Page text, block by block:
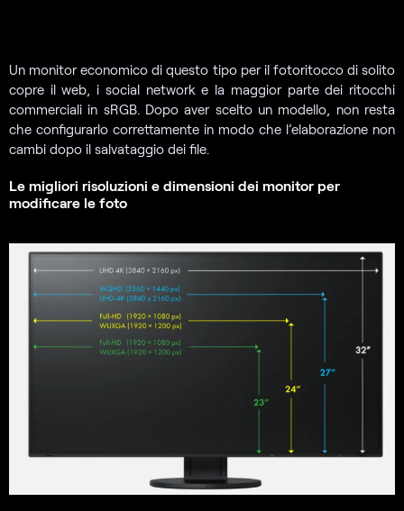
Un monitor economico di questo tipo per il fotoritocco di solito
copre il web, i social network e la maggior parte dei ritocchi
commerciali in sRGB. Dopo aver scelto un modello, non resta
che configurarlo correttamente in modo che l’elaborazione non
cambi dopo il salvataggio dei file.
Le migliori risoluzioni e dimensioni dei monitor per
modificare le foto